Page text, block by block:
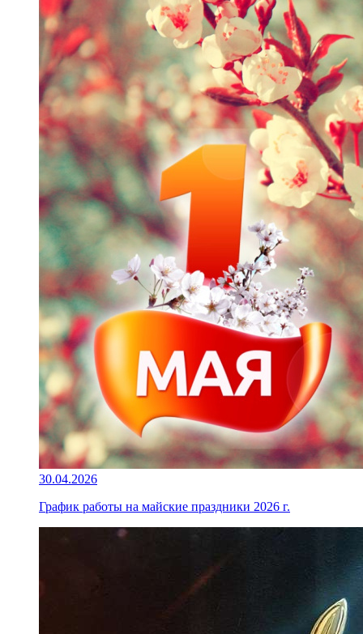
30.04.2026
График работы на майские праздники 2026 г.